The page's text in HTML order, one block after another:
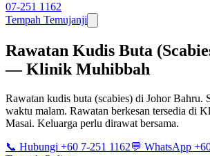
07-251 1162
Tempah Temujanji
Rawatan Kudis Buta
— Klinik Muhibbah
Rawatan kudis buta (scabies) di Johor Bahru.
waktu malam. Rawatan berkesan tersedia di
Masai. Keluarga perlu dirawat bersama.
📞 Hubungi +60 7-251 1162💬 WhatsApp